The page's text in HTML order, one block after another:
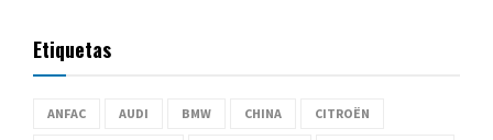
Etiquetas
ANFAC AUDI BMW CHINA CITROËN